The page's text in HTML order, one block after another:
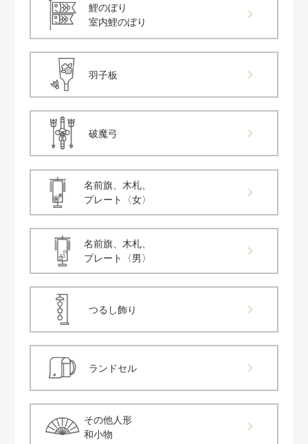
鯉のぼり
室内鯉のぼり
羽子板
破魔弓
名前旗、木札、
プレート〈女〉
名前旗、木札、
プレート〈男〉
つるし飾り
ランドセル
その他人形
和小物